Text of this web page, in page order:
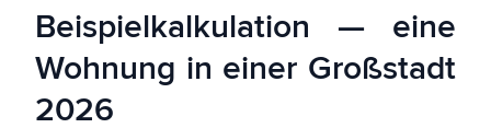
Beispielkalkulation — eine
Wohnung in einer Großstadt
2026